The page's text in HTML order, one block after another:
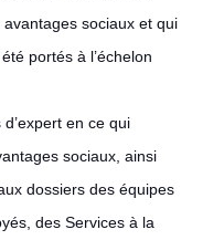
sociaux et qui
portés à l’échelon
en ce qui
sociaux, ainsi
dossiers des équipes
des Services à la